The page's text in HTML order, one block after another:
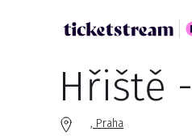
Hřiště
, Praha